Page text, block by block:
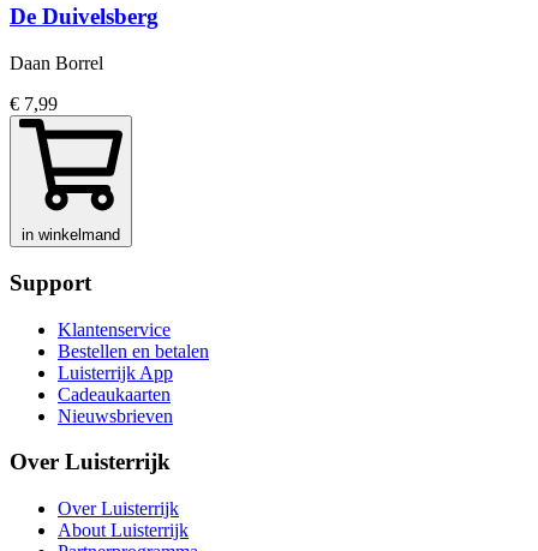
De Duivelsberg
Daan Borrel
€ 7,99
in winkelmand
Support
Klantenservice
Bestellen en betalen
Luisterrijk App
Cadeaukaarten
Nieuwsbrieven
Over Luisterrijk
Over Luisterrijk
About Luisterrijk